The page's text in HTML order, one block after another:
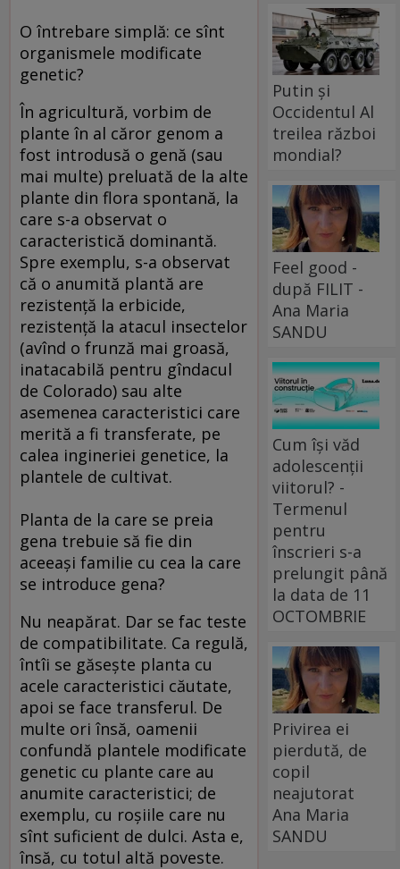
O întrebare simplă: ce sînt
organismele modificate
genetic?
În agricultură, vorbim de
plante în al căror genom a
fost introdusă o genă (sau
mai multe) preluată de la alte
plante din flora spontană, la
care s-a observat o
caracteristică dominantă.
Spre exemplu, s-a observat
că o anumită plantă are
rezistenţă la erbicide,
rezistenţă la atacul insectelor
(avînd o frunză mai groasă,
inatacabilă pentru gîndacul
de Colorado) sau alte
asemenea caracteristici care
merită a fi transferate, pe
calea ingineriei genetice, la
plantele de cultivat.
Planta de la care se preia
gena trebuie să fie din
aceeaşi familie cu cea la care
se introduce gena?
Nu neapărat. Dar se fac teste
de compatibilitate. Ca regulă,
întîi se găseşte planta cu
acele caracteristici căutate,
apoi se face transferul. De
multe ori însă, oamenii
confundă plantele modificate
genetic cu plante care au
anumite caracteristici; de
exemplu, cu roşiile care nu
sînt suficient de dulci. Asta e,
însă, cu totul altă poveste.
Putin și
Occidentul Al
treilea război
mondial?
Feel good -
după FILIT -
Ana Maria
SANDU
Cum își văd
adolescenții
viitorul? -
Termenul
pentru
înscrieri s-a
prelungit până
la data de 11
OCTOMBRIE
Privirea ei
pierdută, de
copil
neajutorat
Ana Maria
SANDU